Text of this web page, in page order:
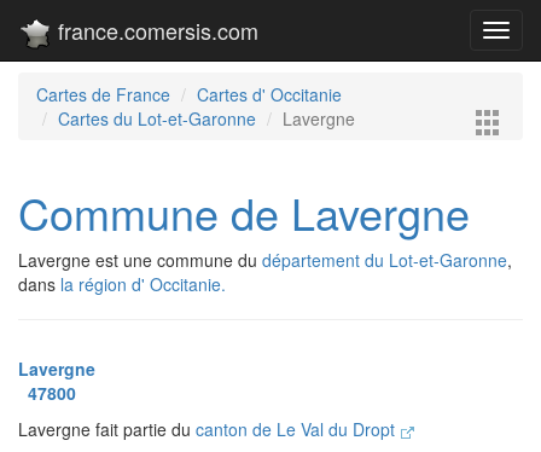
france.comersis.com
Cartes de France
Cartes d' Occitanie
Cartes du Lot-et-Garonne
Lavergne
Commune de Lavergne
Lavergne est une commune du département du Lot-et-Garonne,
dans la région d' Occitanie.
Lavergne
47800
Lavergne fait partie du canton de Le Val du Dropt